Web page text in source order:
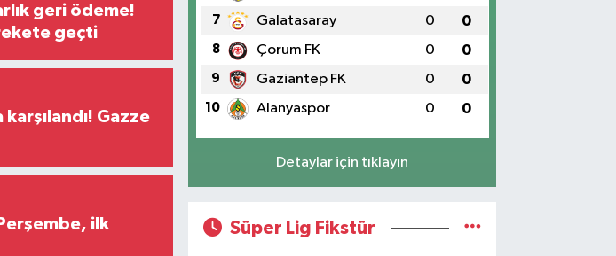
geri ödeme!
geçti
Gazze
ilk
7 Galatasaray 0 0
8 Çorum FK 0 0
9 Gaziantep FK 0 0
10 Alanyaspor 0 0
Detaylar için tıklayın
Süper Lig Fikstür